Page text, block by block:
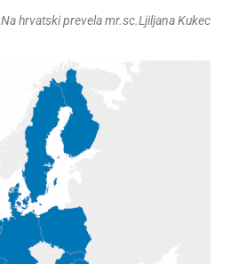
Na hrvatski prevela mr.sc.Ljiljana Kukec